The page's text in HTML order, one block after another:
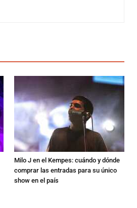
Milo J en el Kempes: cuándo y dónde
comprar las entradas para su único
show en el país